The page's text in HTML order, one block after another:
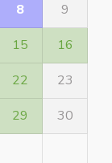
8
9
15
16
22
23
29
30